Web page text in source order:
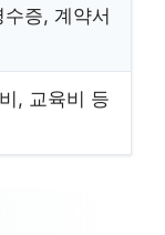
증, 계약서
, 교육비 등